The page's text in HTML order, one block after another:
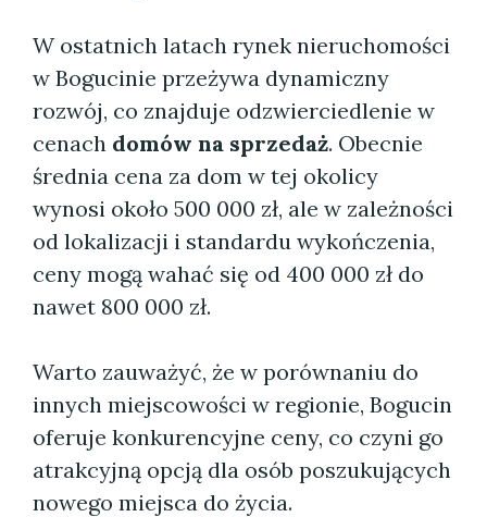
W ostatnich latach rynek nieruchomości
w Bogucinie przeżywa dynamiczny
rozwój, co znajduje odzwierciedlenie w
cenach domów na sprzedaż. Obecnie
średnia cena za dom w tej okolicy
wynosi około 500 000 zł, ale w zależności
od lokalizacji i standardu wykończenia,
ceny mogą wahać się od 400 000 zł do
nawet 800 000 zł.
Warto zauważyć, że w porównaniu do
innych miejscowości w regionie, Bogucin
oferuje konkurencyjne ceny, co czyni go
atrakcyjną opcją dla osób poszukujących
nowego miejsca do życia.